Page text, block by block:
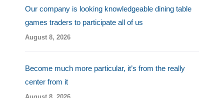
Our company is looking knowledgeable dining table
games traders to participate all of us
August 8, 2026
Become much more particular, it’s from the really
center from it